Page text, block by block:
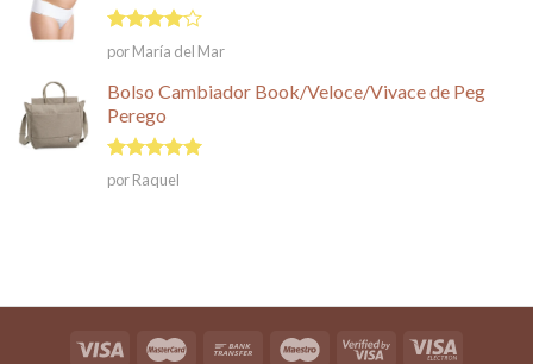
Valorado
en
5
por María del Mar
Bolso Cambiador Book/Veloce/Vivace de Peg
Perego
Valorado en
5
de 5
por Raquel